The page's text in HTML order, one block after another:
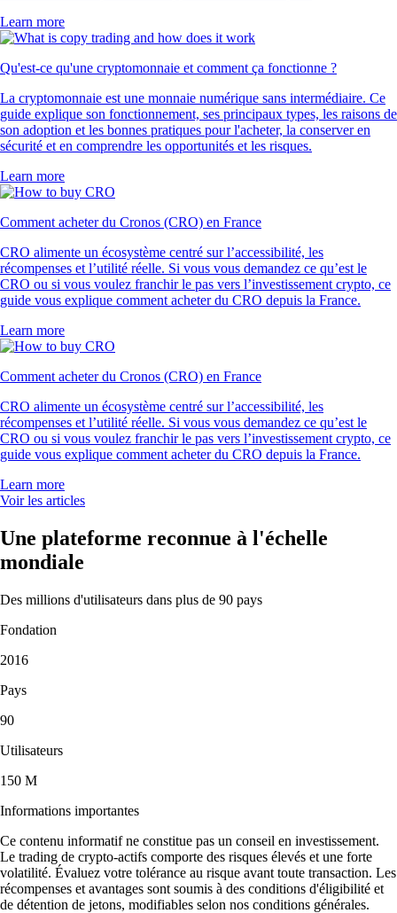
Learn more
Qu'est-ce qu'une cryptomonnaie et comment ça fonctionne ?
La cryptomonnaie est une monnaie numérique sans intermédiaire. Ce
guide explique son fonctionnement, ses principaux types, les raisons de
son adoption et les bonnes pratiques pour l'acheter, la conserver en
sécurité et en comprendre les opportunités et les risques.
Learn more
Comment acheter du Cronos (CRO) en France
CRO alimente un écosystème centré sur l’accessibilité, les
récompenses et l’utilité réelle. Si vous vous demandez ce qu’est le
CRO ou si vous voulez franchir le pas vers l’investissement crypto, ce
guide vous explique comment acheter du CRO depuis la France.
Learn more
Comment acheter du Cronos (CRO) en France
CRO alimente un écosystème centré sur l’accessibilité, les
récompenses et l’utilité réelle. Si vous vous demandez ce qu’est le
CRO ou si vous voulez franchir le pas vers l’investissement crypto, ce
guide vous explique comment acheter du CRO depuis la France.
Learn more
Voir les articles
Une plateforme reconnue à l'échelle
mondiale
Des millions d'utilisateurs dans plus de 90 pays
Fondation
2016
Pays
90
Utilisateurs
150 M
Informations importantes
Ce contenu informatif ne constitue pas un conseil en investissement.
Le trading de crypto-actifs comporte des risques élevés et une forte
volatilité. Évaluez votre tolérance au risque avant toute transaction. Les
récompenses et avantages sont soumis à des conditions d'éligibilité et
de détention de jetons, modifiables selon nos conditions générales.